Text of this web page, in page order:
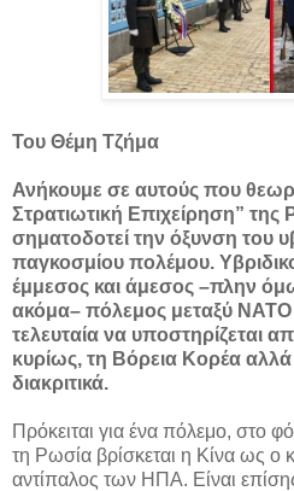
Του Θέμη Τζήμα
Ανήκουμε σε αυτούς που
Στρατιωτική Επιχείρηση”
σηματοδοτεί την όξυνση του
παγκοσμίου πολέμου.
έμμεσος και άμεσος –πλην
ακόμα– πόλεμος μεταξύ ΝΑΤΟ
τελευταία να υποστηρίζεται
κυρίως, τη Βόρεια Κορέα αλλά
διακριτικά.
Πρόκειται για ένα πόλεμο, στο
τη Ρωσία βρίσκεται η Κίνα ως ο
αντίπαλος των ΗΠΑ. Είναι